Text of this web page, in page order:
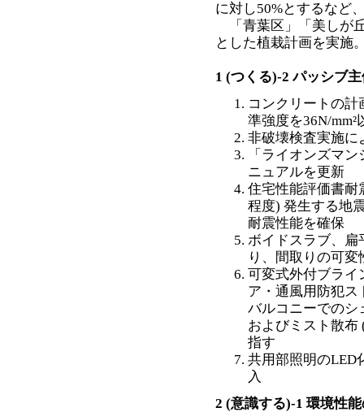
に対し50%とするなど
「青葉区」「美しが
とした植栽計画を実施
1 (つくる)-2 パッシブ
コンクリートの
準強度を36N/mm²
非破壊検査実施に
「ライオンズマ
ニュアルを更新
住宅性能評価書耐
程度) 発生する地
耐震性能を確保
ボイドスラブ、扁
り、間取りの可変
可変式外付ブライ
ア・通風用防犯ス
バルコニーでのシ
およびミスト散布
指す
共用部照明のLED
入
2 (意識する)-1 環境性